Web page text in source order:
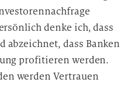
denke ich, dass
abzeichnet, dass Banken
profitieren werden.
werden Vertrauen